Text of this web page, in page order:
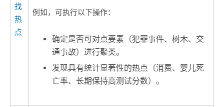
找
热
点
例如，可执行以下操作：
确定是否可对点要素（犯罪事件、树木、交
通事故）进行聚类。
发现具有统计显著性的热点（消费、婴儿死
亡率、长期保持高测试分数）。